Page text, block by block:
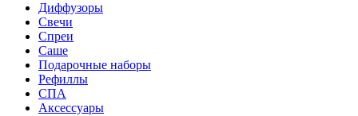
Диффузоры
Свечи
Спреи
Саше
Подарочные наборы
Рефиллы
СПА
Аксессуары